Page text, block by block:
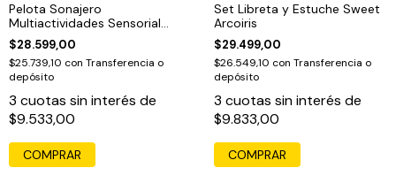
Pelota Sonajero
Multiactividades Sensorial
Bebe Prono Espejo Multicolor
$28.599,00
$25.739,10 con Transferencia o
depósito
3 cuotas sin interés de
$9.533,00
Set Libreta y Estuche Sweet
Arcoiris
$29.499,00
$26.549,10 con Transferencia o
depósito
3 cuotas sin interés de
$9.833,00